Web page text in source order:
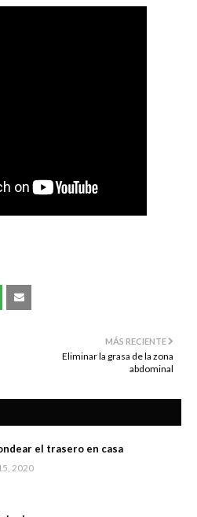
MÁS RECIENTE
Eliminar la grasa de la zona
abdominal
el trasero en casa
2020